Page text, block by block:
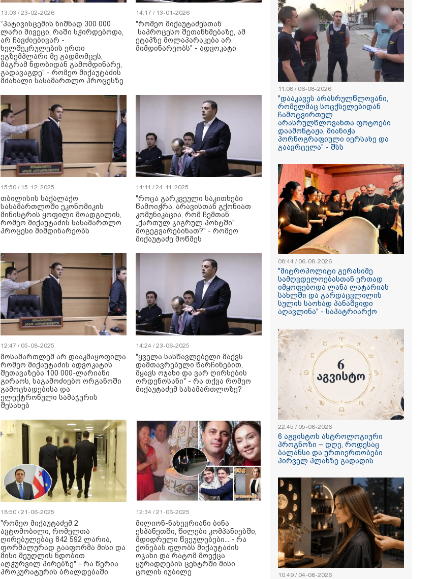
13:03 / 23-02-2026
“პატივისცემის ნიშნად 300 000
ლარი მივეცი, რაში სჭირდებოდა,
არ ჩავძიებივარ -
ხელშეკრულების ერთი
ეგზემპლარი მე გადმომცეს,
მაგრამ ნდობიდან გამომდინარე,
გადავაგდე“ - რომეო მიქაუტაძის
მძახალი სასამართლო პროცესზე
14:17 / 13-01-2026
"რომეო მიქაუტაძესთან
საპროცესო შეთანხმებაზე, ამ
ეტაპზე მოლაპარაკება არ
მიმდინარეობს" - ადვოკატი
15:50 / 15-12-2025
თბილისის საქალაქო
სასამართლოში ეკონომიკის
მინისტრის ყოფილი მოადგილის,
რომეო მიქაუტაძის სასამართლო
პროცესი მიმდინარეობს
14:11 / 24-11-2025
"როცა გარკვეული საკითხები
წამოიჭრა, არავისთან გქონიათ
კომუნიკაცია, რომ ჩემთან
„ქართულ ჯიგრულ პონტში"
მოგეგვარებინათ?" - რომეო
მიქაუტაძე მოწმეს
12:47 / 05-08-2025
მოსამართლემ არ დააკმაყოფილა
რომეო მიქაუტაძის ადვოკატის
შეთავაზება 100 000-ლარიანი
გირაოს, საგამოძიებო ორგანოში
გამოცხადებისა და
ელექტრონული სამაჯურის
შესახებ
14:24 / 23-06-2025
"ყველა სასწავლებელი მაქვს
დამთავრებული წარჩინებით,
მყავს ოჯახი და ვარ ღირსების
ორდენოსანი" - რა თქვა რომეო
მიქაუტაძემ სასამართლოზე?
18:50 / 21-06-2025
"რომეო მიქაუტაძემ 2
ავტომობილი, რომელთა
ღირებულებაც 842 592 ლარია,
ფორმალურად გააფორმა მისი და
მისი მეუღლის ნდობით
აღჭურვილ პირებზე" - რა წერია
პროკურატურის ბრალდებაში
12:34 / 21-06-2025
მილიონ-ნახევრიანი ბინა
ესპანეთში, წილები კომპანიებში,
მდიდრული წვეულებები... - რა
ქონებას ფლობს მიქაუტაძის
ოჯახი და რატომ მოექცა
ყურადღების ცენტრში მისი
ცოლის იუბილე
11:08 / 06-08-2026
"დააკავეს არასრულწლოვანი,
რომელმაც სოცქსელებიდან
ჩამოტვირთულ
არასრულწლოვანთა ფოტოები
დაამონტაჟა, მიანიჭა
პორნოგრაფიული იერსახე და
გაავრცელა" - შსს
08:44 / 06-08-2026
"მიტროპოლიტი გერასიმე
სამღვდელოებასთან ერთად
იმყოფებოდა ლანა ლატარიას
სახლში და გარდაცვლილის
სულის საოხად პანაშვიდი
აღავლინა" - საპატრიარქო
22:45 / 05-08-2026
6 აგვისტოს ასტროლოგიური
პროგნოზი – დღე, როდესაც
ბალანსი და ურთიერთობები
პირველ პლანზე გადადის
10:49 / 04-08-2026